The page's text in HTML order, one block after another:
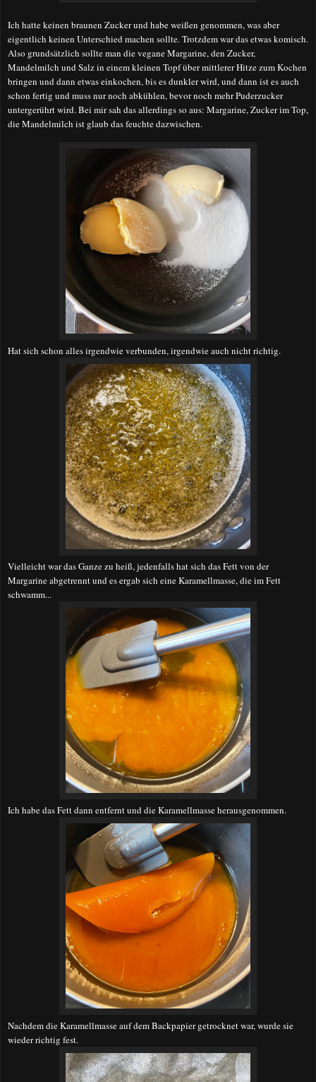
Ich hatte keinen braunen Zucker und habe weißen genommen, was aber
eigentlich keinen Unterschied machen sollte. Trotzdem war das etwas komisch.
Also grundsätzlich sollte man dievegane Margarine, den Zucker,
Mandelmilch und Salz in einem kleinen Topf über mittlerer Hitze zum Kochen
bringen und dann etwas einkochen, bis es dunkler wird, und dann ist es auch
schon fertig und muss nur noch abkühlen, bevor noch mehr Puderzucker
untergerührt wird. Bei mir sah das allerdings so aus: Margarine, Zucker im Top,
die Mandelmilch ist glaub das feuchte dazwischen.
Hat sich schon alles irgendwie verbunden, irgendwie auch nicht richtig.
Vielleicht war das Ganze zu heiß, jedenfalls hat sich das Fett von der
Margarine abgetrennt und es ergab sich eine Karamellmasse, die im Fett
schwamm...
Ich habe das Fett dann entfernt und die Karamellmasse herausgenommen.
Nachdem die Karamellmasse auf dem Backpapier getrocknet war, wurde sie
wieder richtig fest.